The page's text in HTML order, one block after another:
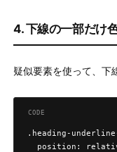
4. 下線の一部だけ
疑似要素を使って、下
.heading-
position: